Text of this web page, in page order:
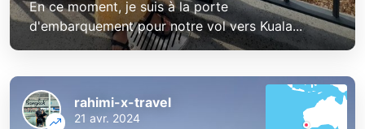
En ce moment, je suis à la porte
d'embarquement pour notre vol vers Kuala...
rahimi-x-travel
21 avr. 2024